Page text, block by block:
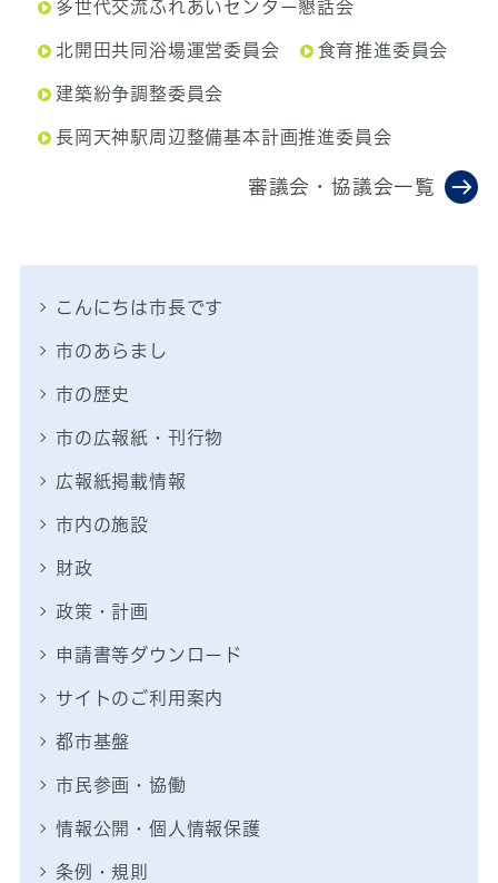
多世代交流ふれあいセンター懇話会
北開田共同浴場運営委員会 食育推進委員会
建築紛争調整委員会
長岡天神駅周辺整備基本計画推進委員会
審議会・協議会一覧
こんにちは市長です
市のあらまし
市の歴史
市の広報紙・刊行物
広報紙掲載情報
市内の施設
財政
政策・計画
申請書等ダウンロード
サイトのご利用案内
都市基盤
市民参画・協働
情報公開・個人情報保護
条例・規則